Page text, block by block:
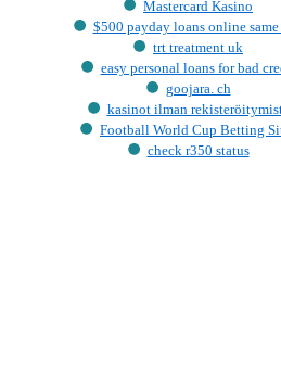
Mastercard Kasino
$500 payday loans online
trt treatment uk
easy personal loans for bad
goojara. ch
kasinot ilman
Football World Cup Betting
check r350 status